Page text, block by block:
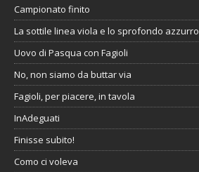
Campionato finito
La sottile linea viola e lo sprofondo azzurro
Uovo di Pasqua con Fagioli
No, non siamo da buttar via
Fagioli, per piacere, in tavola
InAdeguati
Finisse subito!
Como ci voleva